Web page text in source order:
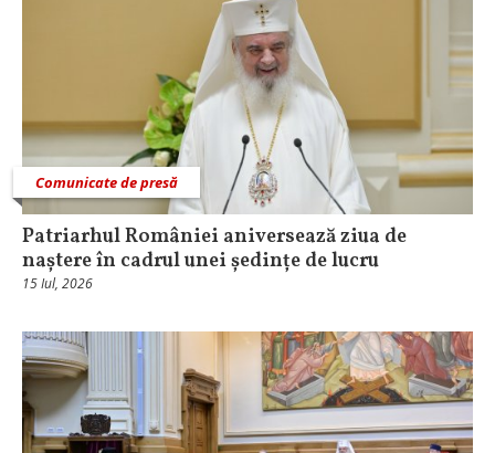
Comunicate de presă
Patriarhul României aniversează ziua de
naștere în cadrul unei ședințe de lucru
15 Iul, 2026